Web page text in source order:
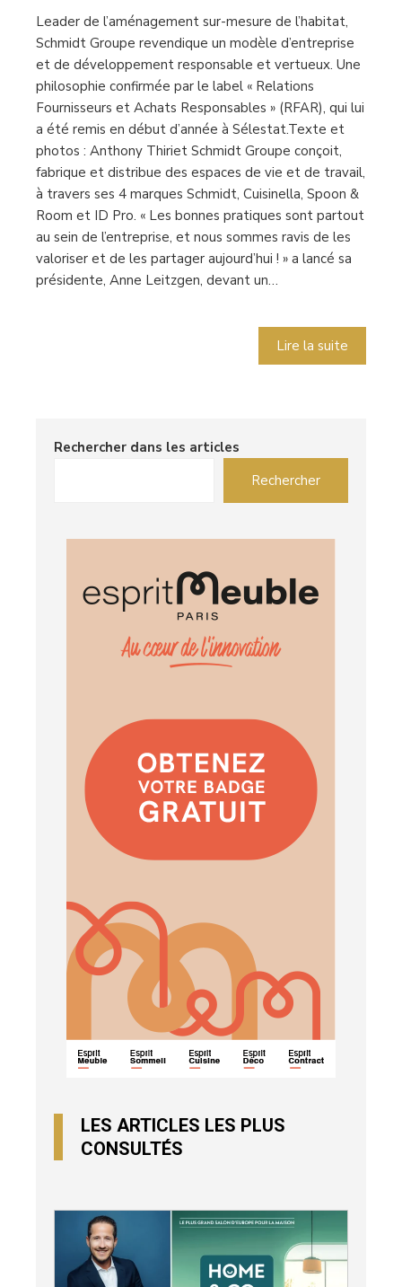
Leader de l’aménagement sur-mesure de l’habitat,
Schmidt Groupe revendique un modèle d’entreprise
et de développement responsable et vertueux. Une
philosophie confirmée par le label « Relations
Fournisseurs et Achats Responsables » (RFAR), qui lui
a été remis en début d’année à Sélestat.Texte et
photos : Anthony Thiriet Schmidt Groupe conçoit,
fabrique et distribue des espaces de vie et de travail,
à travers ses 4 marques Schmidt, Cuisinella, Spoon &
Room et ID Pro. « Les bonnes pratiques sont partout
au sein de l’entreprise, et nous sommes ravis de les
valoriser et de les partager aujourd’hui ! » a lancé sa
présidente, Anne Leitzgen, devant un…
Lire la suite
Rechercher dans les articles
Rechercher
LES ARTICLES LES PLUS
CONSULTÉS